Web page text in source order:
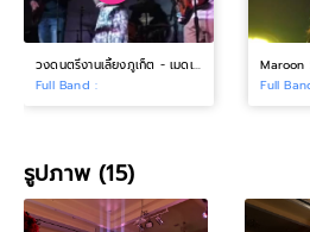
วงดนตรีงานเลี้ยงภูเก็ต - เมดเล่ย์เพลง
Full Band :
Full
รูปภาพ (15)